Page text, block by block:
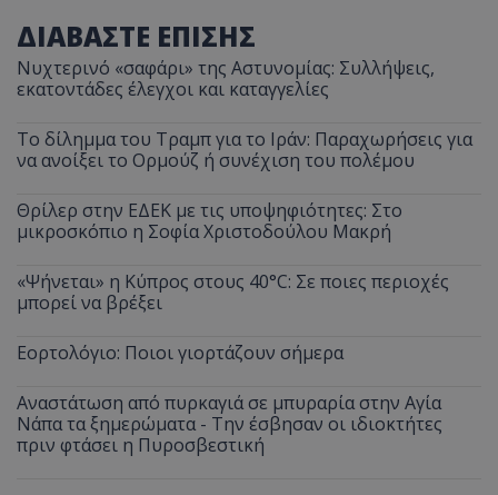
ΔΙΑΒΑΣΤΕ ΕΠΙΣΗΣ
Νυχτερινό «σαφάρι» της Αστυνομίας: Συλλήψεις,
εκατοντάδες έλεγχοι και καταγγελίες
Το δίλημμα του Τραμπ για το Ιράν: Παραχωρήσεις για
να ανοίξει το Ορμούζ ή συνέχιση του πολέμου
Θρίλερ στην ΕΔΕΚ με τις υποψηφιότητες: Στο
μικροσκόπιο η Σοφία Χριστοδούλου Μακρή
«Ψήνεται» η Κύπρος στους 40°C: Σε ποιες περιοχές
μπορεί να βρέξει
Εορτολόγιο: Ποιοι γιορτάζουν σήμερα
Αναστάτωση από πυρκαγιά σε μπυραρία στην Αγία
Νάπα τα ξημερώματα - Την έσβησαν οι ιδιοκτήτες
πριν φτάσει η Πυροσβεστική